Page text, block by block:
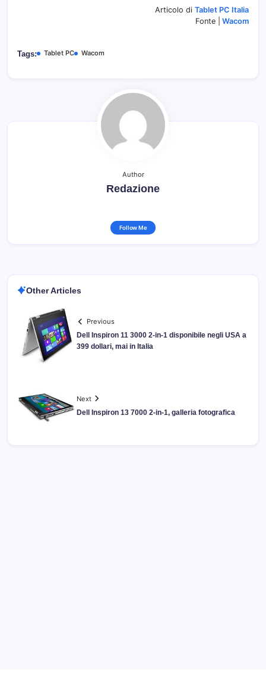
Articolo di Tablet PC Italia
Fonte |
Wacom
Tags: Tablet PC Wacom
Author
Redazione
Follow Me
Other Articles
Previous
Dell Inspiron 11 3000 2-in-1 disponibile negli USA a
399 dollari, mai in Italia
Next
Dell Inspiron 13 7000 2-in-1, galleria fotografica